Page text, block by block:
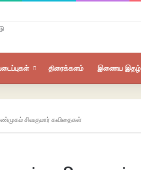
திரைக்களம் இணைய இதழ்
சிவகுமார் கவிதைகள்